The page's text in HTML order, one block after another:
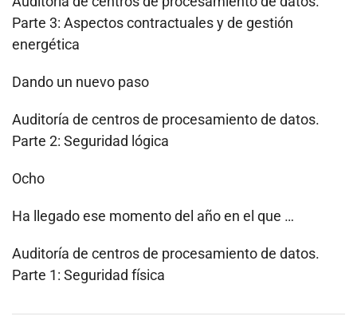
Parte 3: Aspectos contractuales y de gestión
energética
Dando un nuevo paso
Auditoría de centros de procesamiento de datos.
Parte 2: Seguridad lógica
Ocho
Ha llegado ese momento del año en el que …
Auditoría de centros de procesamiento de datos.
Parte 1: Seguridad física